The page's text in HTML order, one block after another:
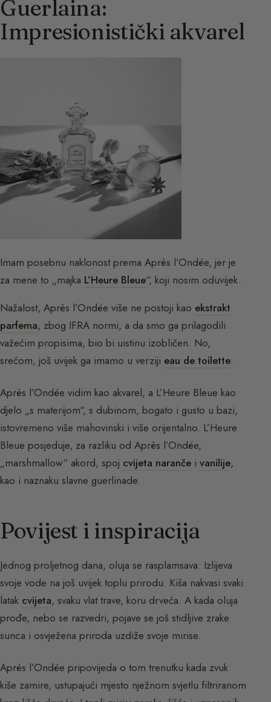
Guerlaina:
Impresionistički akvarel
Imam posebnu naklonost prema Après l’Ondée, jer je
za mene to „majka L’Heure Bleue“, koji nosim oduvijek.
Nažalost, Après l’Ondée više ne postoji kao ekstrakt
parfema, zbog IFRA normi, a da smo ga prilagodili
važećim propisima, bio bi uistinu izobličen. No,
srećom, još uvijek ga imamo u verziji eau de toilette.
Après l’Ondée vidim kao akvarel, a L’Heure Bleue kao
djelo „s materijom“, s dubinom, bogato i gusto u bazi,
istovremeno više mahovinski i više orijentalno. L’Heure
Bleue posjeduje, za razliku od Après l’Ondée,
„marshmallow“ akord, spoj cvijeta naranče i vanilije,
kao i naznaku slavne guerlinade.
Povijest i inspiracija
Jednog proljetnog dana, oluja se rasplamsava. Izlijeva
svoje vode na još uvijek toplu prirodu. Kiša nakvasi svaki
latak cvijeta, svaku vlat trave, koru drveća. A kada oluja
prođe, nebo se razvedri, pojave se još stidljive zrake
sunca i osvježena priroda uzdiže svoje mirise.
Après l’Ondée pripovijeda o tom trenutku kada zvuk
kiše zamire, ustupajući mjesto nježnom svjetlu filtriranom